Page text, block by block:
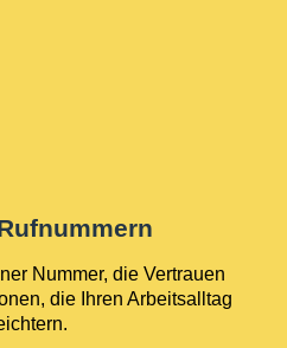
Nummer, die Vertrauen
die Ihren Arbeitsalltag